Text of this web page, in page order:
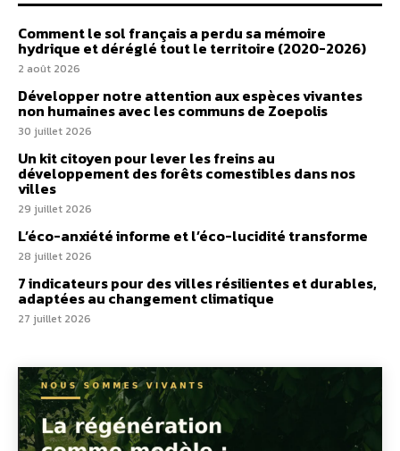
Comment le sol français a perdu sa mémoire
hydrique et déréglé tout le territoire (2020-2026)
2 août 2026
Développer notre attention aux espèces vivantes
non humaines avec les communs de Zoepolis
30 juillet 2026
Un kit citoyen pour lever les freins au
développement des forêts comestibles dans nos
villes
29 juillet 2026
L’éco-anxiété informe et l’éco-lucidité transforme
28 juillet 2026
7 indicateurs pour des villes résilientes et durables,
adaptées au changement climatique
27 juillet 2026